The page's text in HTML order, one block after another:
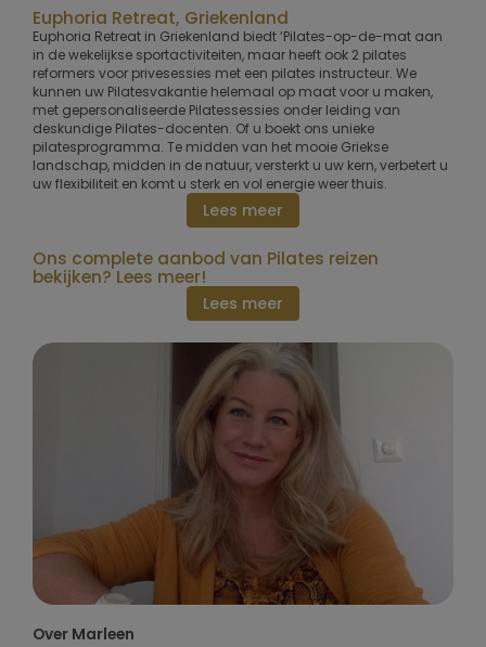
Euphoria Retreat, Griekenland
Euphoria Retreat in Griekenland biedt ‘Pilates-op-de-mat aan
in de wekelijkse sportactiviteiten, maar heeft ook 2 pilates
reformers voor privesessies met een pilates instructeur. We
kunnen uw Pilatesvakantie helemaal op maat voor u maken,
met gepersonaliseerde Pilatessessies onder leiding van
deskundige Pilates-docenten. Of u boekt ons unieke
pilatesprogramma. Te midden van het mooie Griekse
landschap, midden in de natuur, versterkt u uw kern, verbetert u
uw flexibiliteit en komt u sterk en vol energie weer thuis.
Lees meer
Ons complete aanbod van Pilates reizen
bekijken? Lees meer!
Lees meer
Over Marleen